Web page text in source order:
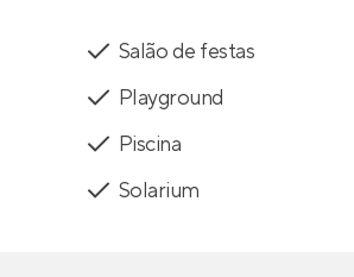
Salão de festas
Playground
Piscina
Solarium